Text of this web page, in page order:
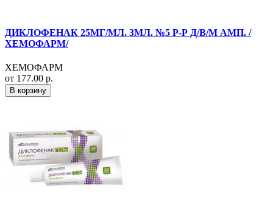
ДИКЛОФЕНАК 25МГ/МЛ. 3МЛ. №5 Р-Р Д/В/М АМП. /
ХЕМОФАРМ/
ХЕМОФАРМ
от 177.00 р.
В корзину